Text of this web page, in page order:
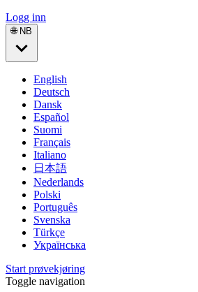
Logg inn
🌐 NB
English
Deutsch
Dansk
Español
Suomi
Français
Italiano
日本語
Nederlands
Polski
Português
Svenska
Türkçe
Українська
Start prøvekjøring
Toggle navigation